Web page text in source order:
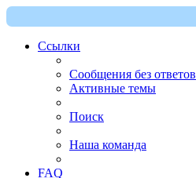
Ссылки
Сообщения без ответов
Активные темы
Поиск
Наша команда
FAQ